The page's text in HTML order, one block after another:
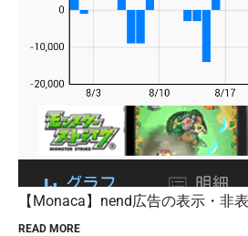
【Monaca】nend広告の表示・非
READ MORE